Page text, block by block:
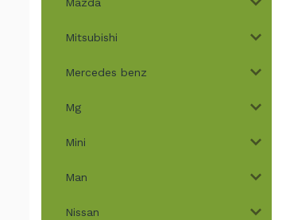
Mitsubishi
Mercedes benz
Mg
Mini
Man
Nissan